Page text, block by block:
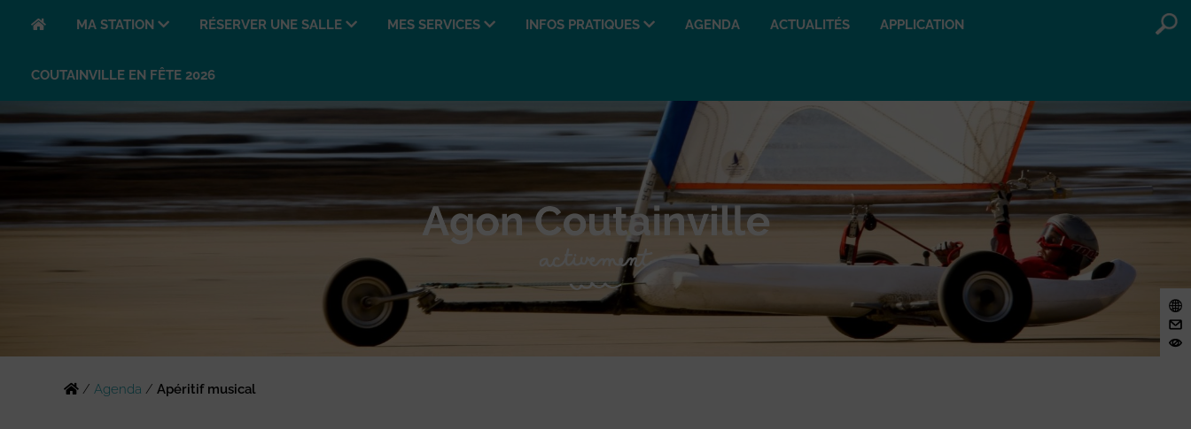
MA STATION RÉSERVER UNE SALLE MES SERVICES INFOS PRATIQUES AGENDA ACTUALITÉS APPLICATION
COUTAINVILLE EN FÊTE 2026
/ Agenda / Apéritif musical